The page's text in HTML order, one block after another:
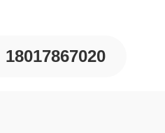
18017867020